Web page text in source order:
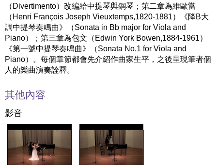
（Divertimento）改編給中提琴與鋼琴；第二章為維歐當
（Henri François Joseph Vieuxtemps,1820-1881）《降B大
調中提琴奏鳴曲》（Sonata in Bb major for Viola and
Piano）；第三章為包文（Edwin York Bowen,1884-1961）
《第一號中提琴奏鳴曲》（Sonata No.1 for Viola and
Piano）。每個章節都會先介紹作曲家生平，之後呈現筆者個
人的樂曲演奏詮釋。
其他內容
影音